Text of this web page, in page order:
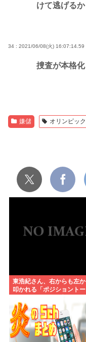
けて逃げる
34 : 2021/06/08(火) 16:07:14.59
捜査が本格
嫌儲 オリンピック
東浩紀さん、右からも左
叩かれる「ポジショント
擁護されるwww